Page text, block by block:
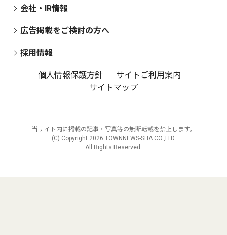
会社・IR情報
広告掲載をご検討の方へ
採用情報
個人情報保護方針
サイトご利用案内
サイトマップ
当サイト内に掲載の記事・写真等の無断転載を禁止します。
(C) Copyright 2026 TOWNNEWS-SHA CO.,LTD.
All Rights Reserved.